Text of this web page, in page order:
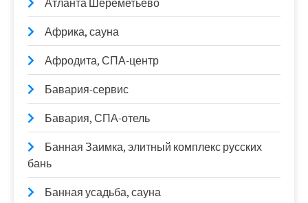
Африка, сауна
Афродита, СПА-центр
Бавария-сервис
Бавария, СПА-отель
Банная Заимка, элитный комплекс русских
бань
Банная усадьба, сауна